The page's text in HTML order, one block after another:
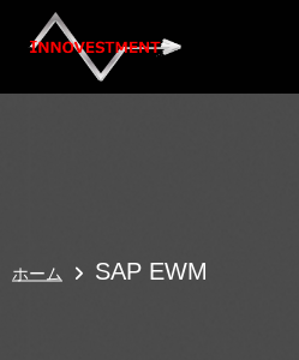
ホーム SAP EWM